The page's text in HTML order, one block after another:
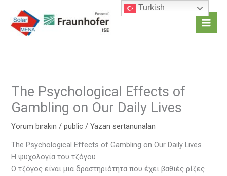
The Psychological Effects of
Gambling on Our Daily Lives
Yorum bırakın /public / Yazan sertanunalan
The Psychological Effects of Gambling on Our Daily Lives
Η ψυχολογία του τζόγου
Ο τζόγος είναι μια δραστηριότητα που έχει βαθιές ρίζες
Turkish